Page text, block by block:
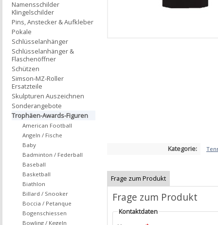
Kategorie:
Frage zum Produkt
Frage zum Produkt
Kontaktdaten
Namensschilder
Klingelschilder
Pins, Anstecker & Aufkleber
Pokale
Schlüsselanhänger
Schlüsselanhänger &
Flaschenöffner
Schützen
Simson-MZ-Roller
Ersatzteile
Skulpturen Auszeichnen
Sonderangebote
Trophäen-Awards-Figuren
American Football
Angeln / Fische
Baby
Badminton / Federball
Baseball
Basketball
Biathlon
Billard / Snooker
Boccia / Petanque
Bogenschiessen
Bowling / Kegeln